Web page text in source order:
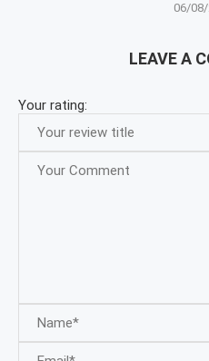
06/
LEAVE A
Your rating: